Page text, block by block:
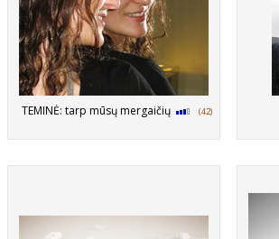
TEMINĖ: tarp mūsų mergaičių (42)